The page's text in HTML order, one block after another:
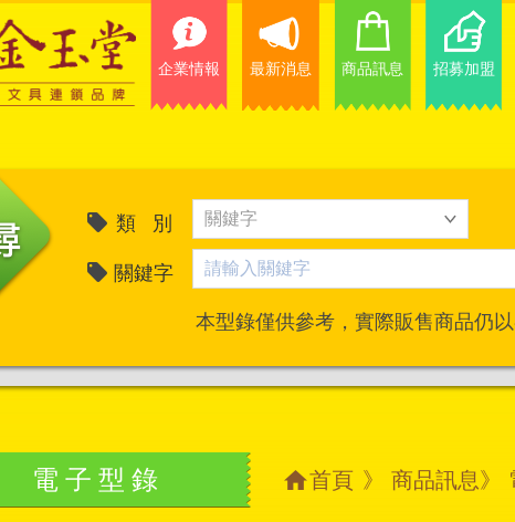
企業情報 最新消息 商品訊息 招募加盟
類 別
關鍵字
本型錄僅供參考，實際販售商品仍
電子型錄 首頁 》 商品訊息》